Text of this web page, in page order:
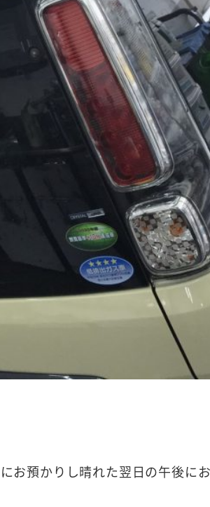
預かりし晴れた翌日の午後に